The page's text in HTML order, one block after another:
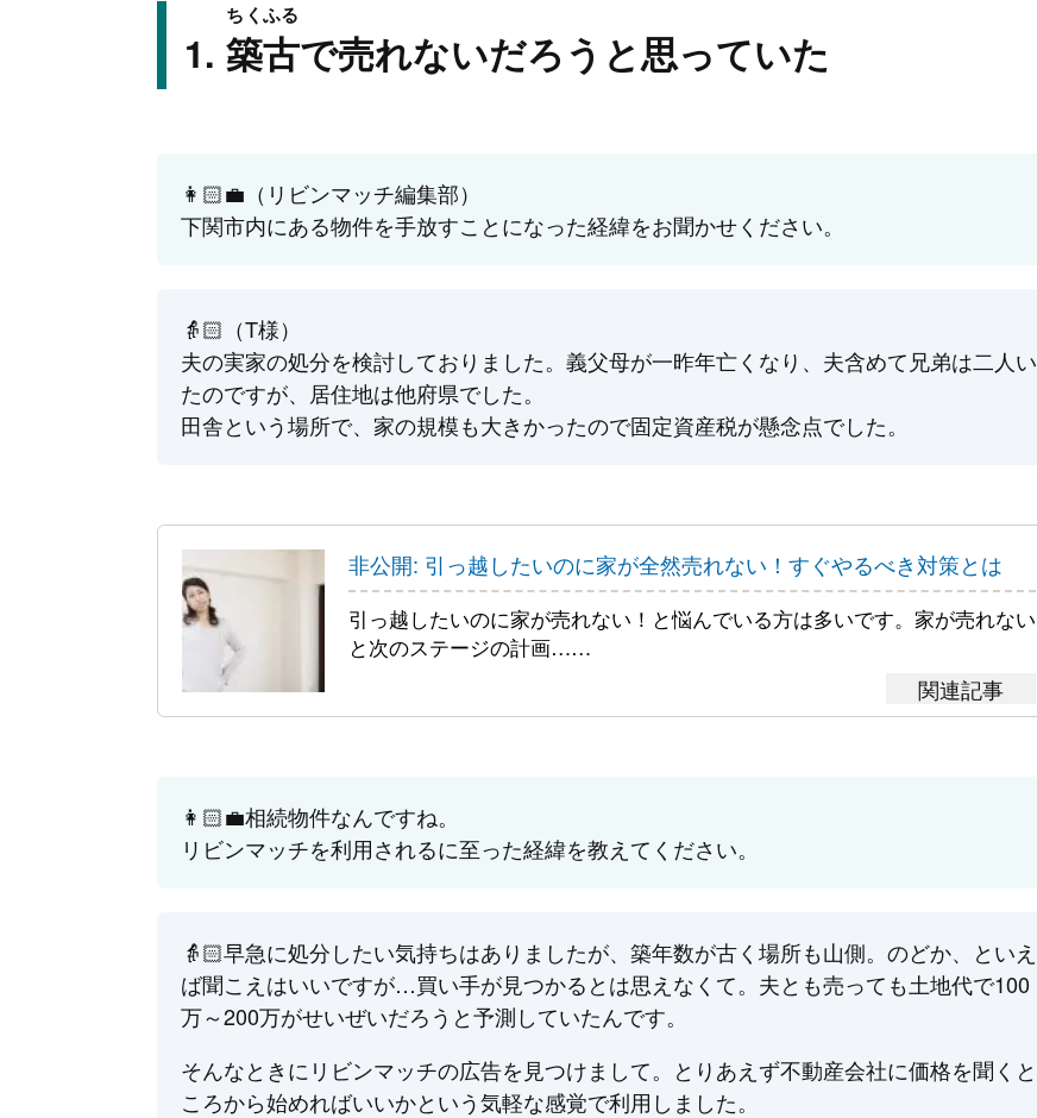
築古
ちくふる
で売れないだろうと思っていた
👩🏻‍💼（リビンマッチ編集部）
下関市内にある物件を手放すことになった経緯をお聞かせください。
👵🏻（T様）
夫の実家の処分を検討しておりました。義父母が一昨年亡くなり、夫含めて兄弟は二人い
たのですが、居住地は他府県でした。
田舎という場所で、家の規模も大きかったので固定資産税が懸念点でした。
非公開: 引っ越したいのに家が全然売れない！すぐやるべき対策とは
引っ越したいのに家が売れない！と悩んでいる方は多いです。家が売れない
と次のステージの計画……
👩🏻‍💼相続物件なんですね。
リビンマッチを利用されるに至った経緯を教えてください。
👵🏻早急に処分したい気持ちはありましたが、築年数が古く場所も山側。のどか、といえ
ば聞こえはいいですが…買い手が見つかるとは思えなくて。夫とも売っても土地代で100
万～200万がせいぜいだろうと予測していたんです。
そんなときにリビンマッチの広告を見つけまして。とりあえず不動産会社に価格を聞くと
ころから始めればいいかという気軽な感覚で利用しました。